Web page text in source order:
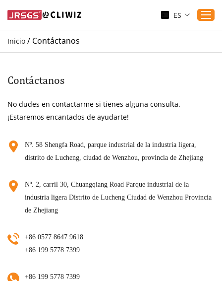
Sustenibilidad
Blogs
Sobre nosotros
ES
Inicio / Contáctanos
Contáctanos
No dudes en contactarme si tienes alguna consulta.
¡Estaremos encantados de ayudarte!
Nº. 58 Shengfa Road, parque industrial de la industria ligera,
distrito de Lucheng, ciudad de Wenzhou, provincia de Zhejiang
Nº. 2, carril 30, Chuangqiang Road Parque industrial de la
industria ligera Distrito de Lucheng Ciudad de Wenzhou Provincia
de Zhejiang
+86 0577 8647 9618
+86 199 5778 7399
+86 199 5778 7399